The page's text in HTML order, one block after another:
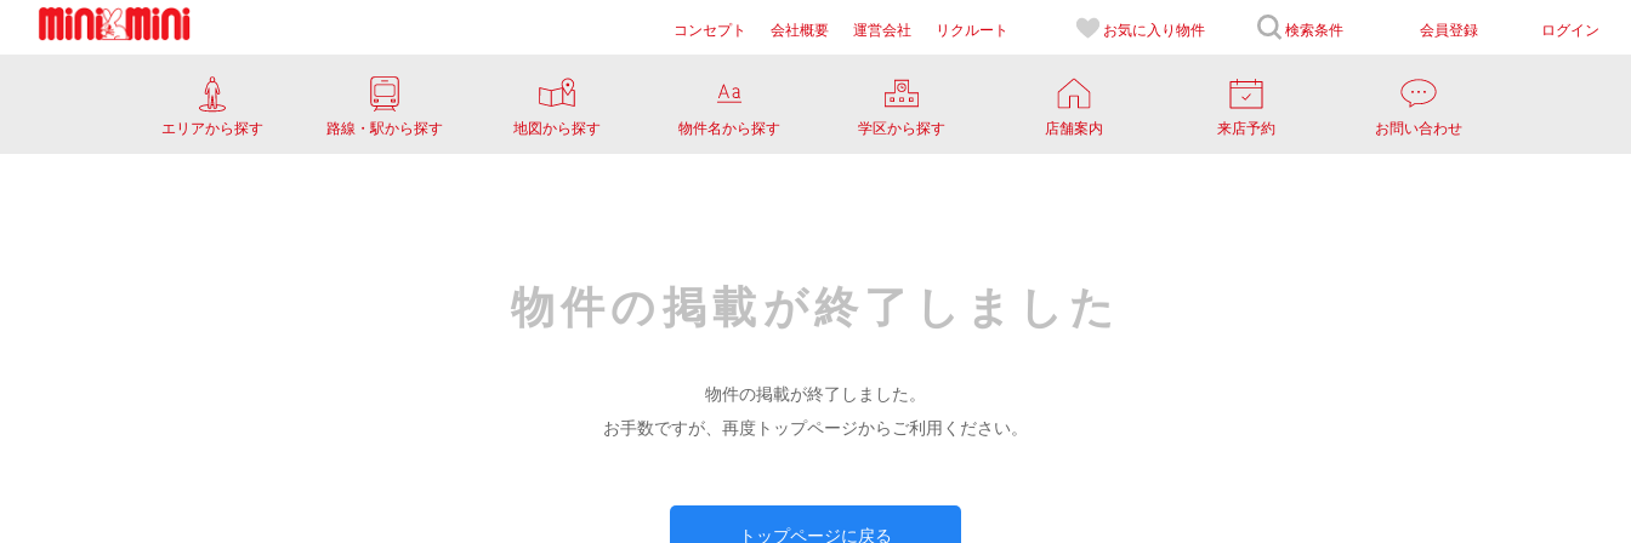
コンセプト 会社概要 運営会社 リクルート お気に入り 物件 検索条件 会員登録 ログイン
エリアから探す 路線・駅から探す 地図から探す 物件名から探す 学区から探す 店舗案内 来店予約 お問い合わせ
物件の掲載が終了しました
物件の掲載が終了しました。
お手数ですが、再度トップページからご利用ください。
トップページに戻る